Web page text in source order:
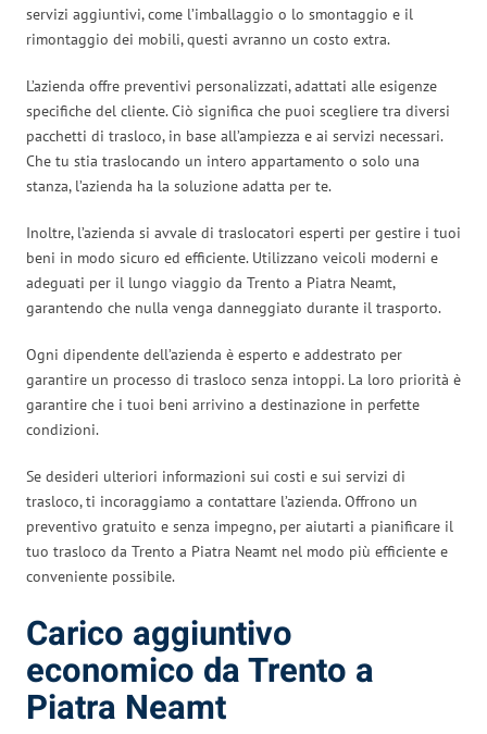
servizi aggiuntivi, come l’imballaggio o lo smontaggio e il
rimontaggio dei mobili, questi avranno un costo extra.
L’azienda offre preventivi personalizzati, adattati alle esigenze
specifiche del cliente. Ciò significa che puoi scegliere tra diversi
pacchetti di trasloco, in base all’ampiezza e ai servizi necessari.
Che tu stia traslocando un intero appartamento o solo una
stanza, l’azienda ha la soluzione adatta per te.
Inoltre, l’azienda si avvale di traslocatori esperti per gestire i tuoi
beni in modo sicuro ed efficiente. Utilizzano veicoli moderni e
adeguati per il lungo viaggio da Trento a Piatra Neamt,
garantendo che nulla venga danneggiato durante il trasporto.
Ogni dipendente dell’azienda è esperto e addestrato per
garantire un processo di trasloco senza intoppi. La loro priorità è
garantire che i tuoi beni arrivino a destinazione in perfette
condizioni.
Se desideri ulteriori informazioni sui costi e sui servizi di
trasloco, ti incoraggiamo a contattare l’azienda. Offrono un
preventivo gratuito e senza impegno, per aiutarti a pianificare il
tuo trasloco da Trento a Piatra Neamt nel modo più efficiente e
conveniente possibile.
Carico aggiuntivo
economico da Trento a
Piatra Neamt